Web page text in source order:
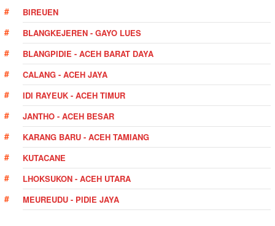
BIREUEN
BLANGKEJEREN - GAYO LUES
BLANGPIDIE - ACEH BARAT DAYA
CALANG - ACEH JAYA
IDI RAYEUK - ACEH TIMUR
JANTHO - ACEH BESAR
KARANG BARU - ACEH TAMIANG
KUTACANE
LHOKSUKON - ACEH UTARA
MEUREUDU - PIDIE JAYA